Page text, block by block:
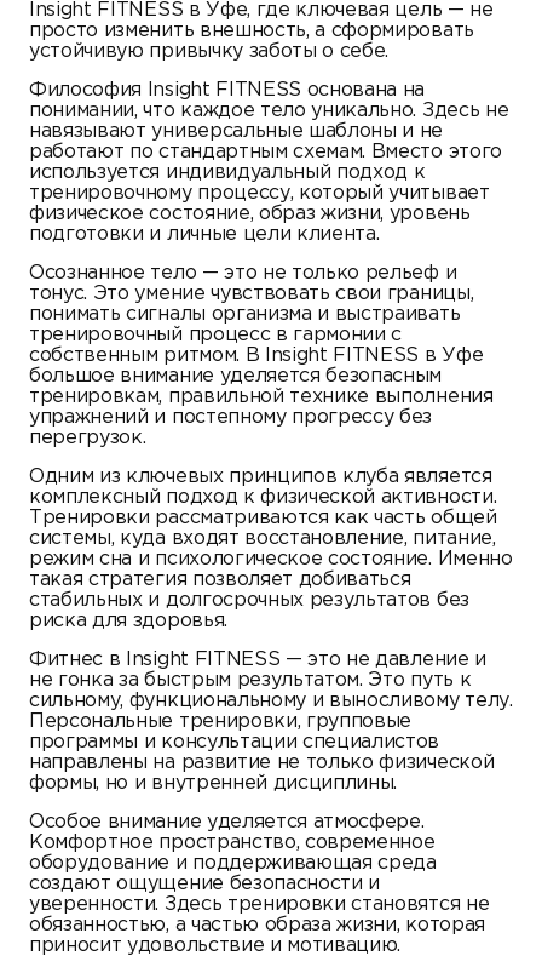
Insight FITNESS в Уфе, где ключевая цель — не
просто изменить внешность, а сформировать
устойчивую привычку заботы о себе.
Философия Insight FITNESS основана на
понимании, что каждое тело уникально. Здесь не
навязывают универсальные шаблоны и не
работают по стандартным схемам. Вместо этого
используется индивидуальный подход к
тренировочному процессу, который учитывает
физическое состояние, образ жизни, уровень
подготовки и личные цели клиента.
Осознанное тело — это не только рельеф и
тонус. Это умение чувствовать свои границы,
понимать сигналы организма и выстраивать
тренировочный процесс в гармонии с
собственным ритмом. В Insight FITNESS в Уфе
большое внимание уделяется безопасным
тренировкам, правильной технике выполнения
упражнений и постепному прогрессу без
перегрузок.
Одним из ключевых принципов клуба является
комплексный подход к физической активности.
Тренировки рассматриваются как часть общей
системы, куда входят восстановление, питание,
режим сна и психологическое состояние. Именно
такая стратегия позволяет добиваться
стабильных и долгосрочных результатов без
риска для здоровья.
Фитнес в Insight FITNESS — это не давление и
не гонка за быстрым результатом. Это путь к
сильному, функциональному и выносливому телу.
Персональные тренировки, групповые
программы и консультации специалистов
направлены на развитие не только физической
формы, но и внутренней дисциплины.
Особое внимание уделяется атмосфере.
Комфортное пространство, современное
оборудование и поддерживающая среда
создают ощущение безопасности и
уверенности. Здесь тренировки становятся не
обязанностью, а частью образа жизни, которая
приносит удовольствие и мотивацию.